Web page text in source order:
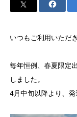
いつもご利用いただ
毎年恒例、春夏限定
しました。
4月中旬以降より、発